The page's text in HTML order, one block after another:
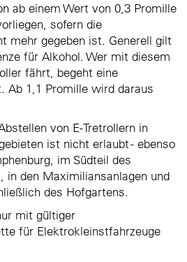
ab einem Wert von 0,3 Promille
sofern die
mehr gegeben ist. Generell gilt
für Alkohol. Wer mit diesem
fährt, begeht eine
Ab 1,1 Promille wird daraus
von E-Tretrollern in
ist nicht erlaubt - ebenso
im Südteil des
in den Maximiliansanlagen und
des Hofgartens.
mit gültiger
für Elektrokleinstfahrzeuge